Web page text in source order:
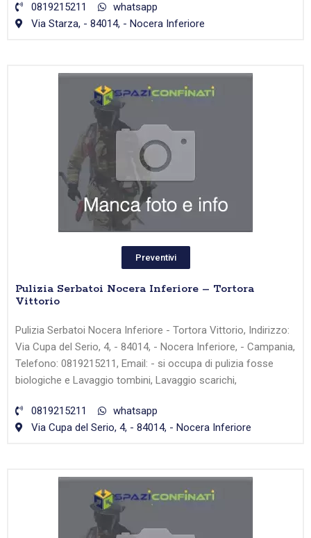
0819215211
whatsapp
Via Starza, - 84014, - Nocera Inferiore
Preventivi
Pulizia Serbatoi Nocera Inferiore – Tortora
Vittorio
Pulizia Serbatoi Nocera Inferiore - Tortora Vittorio, Indirizzo:
Via Cupa del Serio, 4, - 84014, - Nocera Inferiore, - Campania,
Telefono: 0819215211, Email: - si occupa di pulizia fosse
biologiche e Lavaggio tombini, Lavaggio scarichi,
0819215211
whatsapp
Via Cupa del Serio, 4, - 84014, - Nocera Inferiore